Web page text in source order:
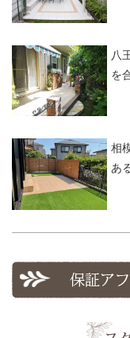
八
を
相
あ